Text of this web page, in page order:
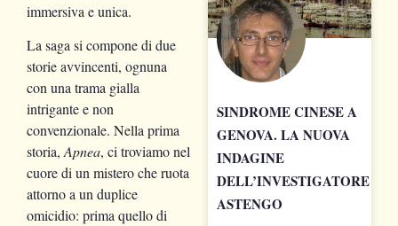
immersiva e unica.
La saga si compone di due
storie avvincenti, ognuna
con una trama gialla
intrigante e non
convenzionale. Nella prima
storia, Apnea, ci troviamo nel
cuore di un mistero che ruota
attorno a un duplice
omicidio: prima quello di
SINDROME CINESE A
GENOVA. LA NUOVA
INDAGINE
DELL’INVESTIGATORE
ASTENGO